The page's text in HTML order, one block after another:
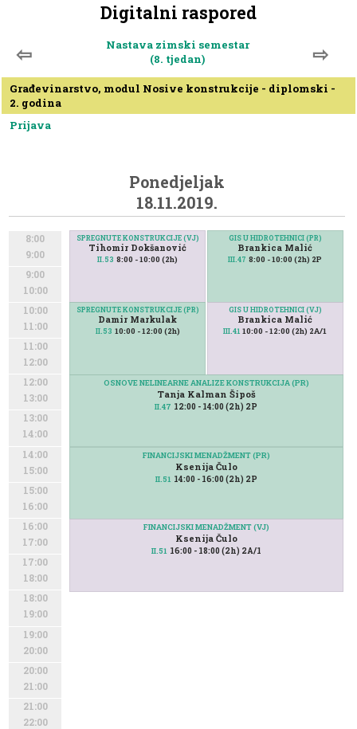
Digitalni raspored
⇦
Nastava zimski semestar
(8. tjedan)
⇨
Građevinarstvo, modul Nosive konstrukcije - diplomski -
2. godina
Prijava
Ponedjeljak
18.11.2019.
8:00
9:00
9:00
10:00
10:00
11:00
11:00
12:00
12:00
13:00
13:00
14:00
14:00
15:00
15:00
16:00
16:00
17:00
17:00
18:00
18:00
19:00
19:00
20:00
20:00
21:00
21:00
22:00
SPREGNUTE KONSTRUKCIJE (VJ)
Tihomir Dokšanović
II.53 8:00 - 10:00 (2h)
GIS U HIDROTEHNICI (PR)
Brankica Malić
III.47 8:00 - 10:00 (2h) 2P
SPREGNUTE KONSTRUKCIJE (PR)
Damir Markulak
II.53 10:00 - 12:00 (2h)
GIS U HIDROTEHNICI (VJ)
Brankica Malić
III.41 10:00 - 12:00 (2h) 2A/1
OSNOVE NELINEARNE ANALIZE KONSTRUKCIJA (PR)
Tanja Kalman Šipoš
II.47 12:00 - 14:00 (2h) 2P
FINANCIJSKI MENADŽMENT (PR)
Ksenija Čulo
II.51 14:00 - 16:00 (2h) 2P
FINANCIJSKI MENADŽMENT (VJ)
Ksenija Čulo
II.51 16:00 - 18:00 (2h) 2A/1